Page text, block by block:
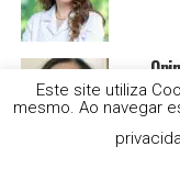
Este site utiliza
mesmo. Ao navegar